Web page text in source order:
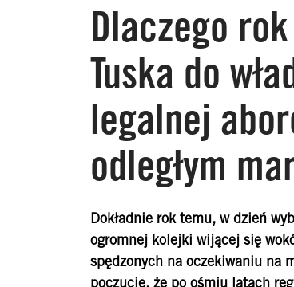
Dlaczego
Tuska do
legalnej
odległym
Dokładnie rok temu, w dzień
ogromnej kolejki wijącej się
spędzonych na oczekiwaniu na
poczucie, że po ośmiu latach